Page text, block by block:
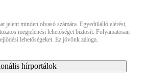
jelent minden olvasó számára. Egyedülálló elérést,
megjelenési lehetőséget biztosít. Folyamatosan
lehetőségeket. Ez jövőnk záloga.
hírportálok